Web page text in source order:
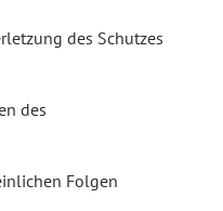
des Schutzes
des
Folgen